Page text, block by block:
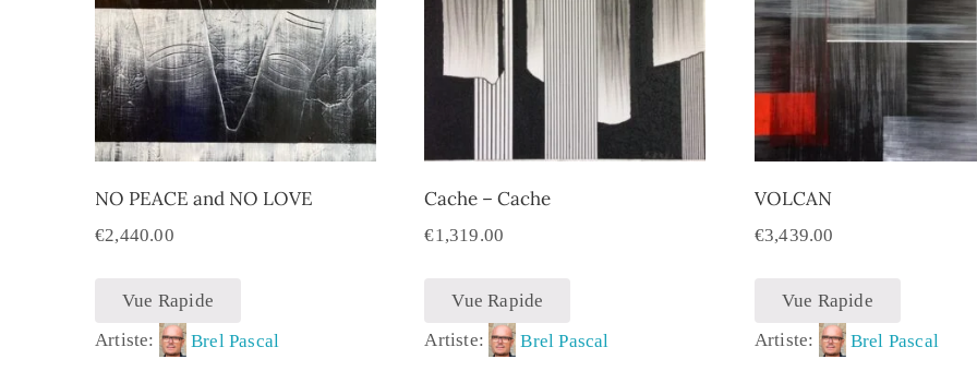
NO PEACE and NO LOVE
€2,440.00
Vue Rapide
Artiste:
Brel Pascal
Cache – Cache
€1,319.00
Vue Rapide
Artiste:
Brel Pascal
VOLCAN
€3,439.00
Vue Rapide
Artiste:
Brel Pascal